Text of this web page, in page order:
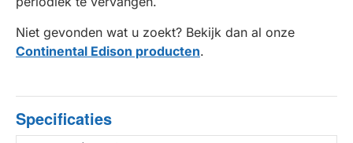
Niet gevonden wat u zoekt? Bekijk dan al onze
Continental Edison producten.
Specificaties